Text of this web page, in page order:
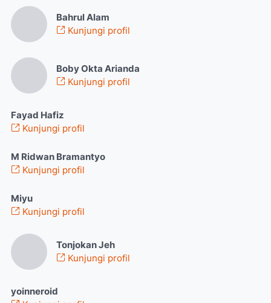
Bahrul Alam
Kunjungi profil
Boby Okta Arianda
Kunjungi profil
Fayad Hafiz
Kunjungi profil
M Ridwan Bramantyo
Kunjungi profil
Miyu
Kunjungi profil
Tonjokan Jeh
Kunjungi profil
yoinneroid